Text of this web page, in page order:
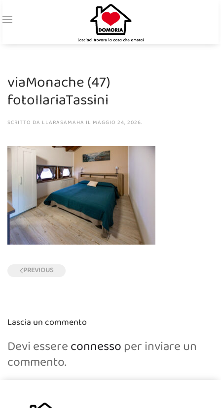
viaMonache (47)
fotoIlariaTassini
SCRITTO DA LLARASAMAHA IL MAGGIO 24, 2026.
PREVIOUS
Lascia un commento
Devi essereconnessoper inviare un
commento.